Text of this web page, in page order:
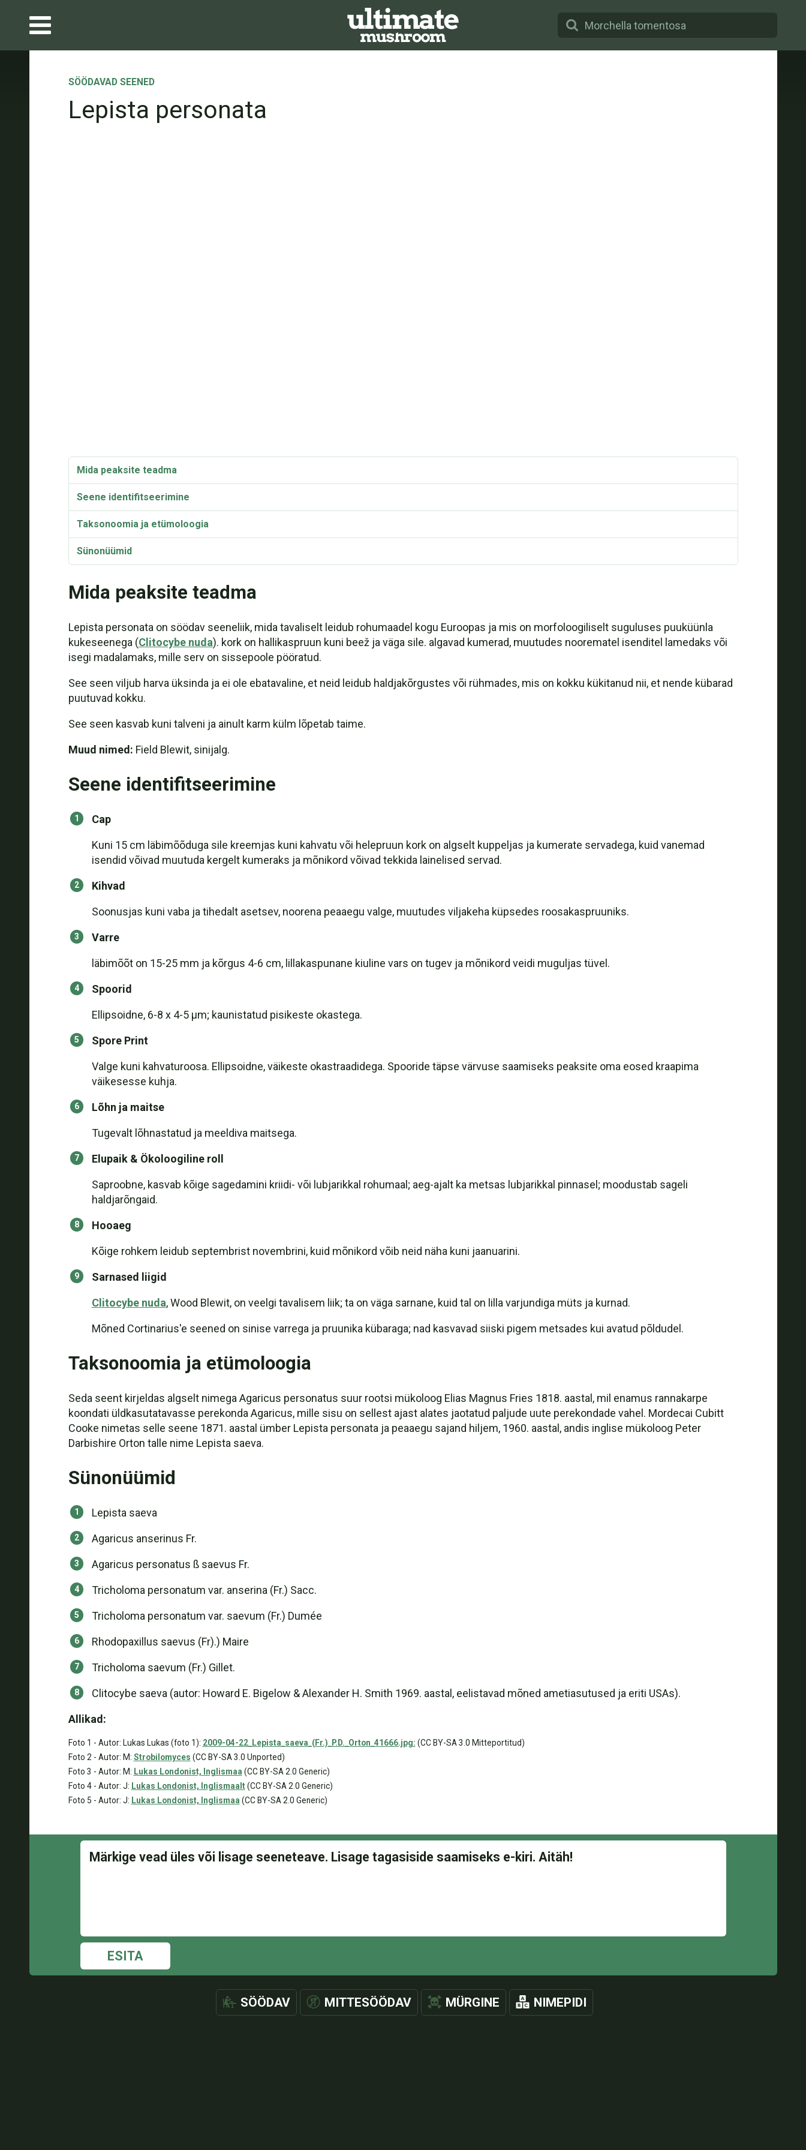
SÖÖDAVAD SEENED
Lepista personata
Mida peaksite teadma
Seene identifitseerimine
Taksonoomia ja etümoloogia
Sünonüümid
Mida peaksite teadma
Lepista personata on söödav seeneliik, mida tavaliselt leidub rohumaadel kogu Euroopas ja mis on morfoloogiliselt suguluses puuküünla
kukeseenega (Clitocybe nuda). kork on hallikaspruun kuni beež ja väga sile. algavad kumerad, muutudes noorematel isenditel lamedaks või
isegi madalamaks, mille serv on sissepoole pööratud.
See seen viljub harva üksinda ja ei ole ebatavaline, et neid leidub haldjakõrgustes või rühmades, mis on kokku kükitanud nii, et nende kübarad
puutuvad kokku.
See seen kasvab kuni talveni ja ainult karm külm lõpetab taime.
Muud nimed: Field Blewit, sinijalg.
Seene identifitseerimine
Cap
Kuni 15 cm läbimõõduga sile kreemjas kuni kahvatu või helepruun kork on algselt kuppeljas ja kumerate servadega, kuid vanemad
isendid võivad muutuda kergelt kumeraks ja mõnikord võivad tekkida lainelised servad.
Kihvad
Soonusjas kuni vaba ja tihedalt asetsev, noorena peaaegu valge, muutudes viljakeha küpsedes roosakaspruuniks.
Varre
läbimõõt on 15-25 mm ja kõrgus 4-6 cm, lillakaspunane kiuline vars on tugev ja mõnikord veidi muguljas tüvel.
Spoorid
Ellipsoidne, 6-8 x 4-5 µm; kaunistatud pisikeste okastega.
Spore Print
Valge kuni kahvaturoosa. Ellipsoidne, väikeste okastraadidega. Spooride täpse värvuse saamiseks peaksite oma eosed kraapima
väikesesse kuhja.
Lõhn ja maitse
Tugevalt lõhnastatud ja meeldiva maitsega.
Elupaik & Ökoloogiline roll
Saproobne, kasvab kõige sagedamini kriidi- või lubjarikkal rohumaal; aeg-ajalt ka metsas lubjarikkal pinnasel; moodustab sageli
haldjarõngaid.
Hooaeg
Kõige rohkem leidub septembrist novembrini, kuid mõnikord võib neid näha kuni jaanuarini.
Sarnased liigid
Clitocybe nuda, Wood Blewit, on veelgi tavalisem liik; ta on väga sarnane, kuid tal on lilla varjundiga müts ja kurnad.
Mõned Cortinarius'e seened on sinise varrega ja pruunika kübaraga; nad kasvavad siiski pigem metsades kui avatud põldudel.
Taksonoomia ja etümoloogia
Seda seent kirjeldas algselt nimega Agaricus personatus suur rootsi mükoloog Elias Magnus Fries 1818. aastal, mil enamus rannakarpe
koondati üldkasutatavasse perekonda Agaricus, mille sisu on sellest ajast alates jaotatud paljude uute perekondade vahel. Mordecai Cubitt
Cooke nimetas selle seene 1871. aastal ümber Lepista personata ja peaaegu sajand hiljem, 1960. aastal, andis inglise mükoloog Peter
Darbishire Orton talle nime Lepista saeva.
Sünonüümid
Lepista saeva
Agaricus anserinus Fr.
Agaricus personatus ß saevus Fr.
Tricholoma personatum var. anserina (Fr.) Sacc.
Tricholoma personatum var. saevum (Fr.) Dumée
Rhodopaxillus saevus (Fr).) Maire
Tricholoma saevum (Fr.) Gillet.
Clitocybe saeva (autor: Howard E. Bigelow & Alexander H. Smith 1969. aastal, eelistavad mõned ametiasutused ja eriti USAs).
Allikad:
Foto 1 - Autor: Lukas Lukas (foto 1): 2009-04-22_Lepista_saeva_(Fr.)_P.D._Orton_41666.jpg: (CC BY-SA 3.0 Mitteportitud)
Foto 2 - Autor: M: Strobilomyces (CC BY-SA 3.0 Unported)
Foto 3 - Autor: M: Lukas Londonist, Inglismaa (CC BY-SA 2.0 Generic)
Foto 4 - Autor: J: Lukas Londonist, Inglismaalt(CC BY-SA 2.0 Generic)
Foto 5 - Autor: J: Lukas Londonist, Inglismaa (CC BY-SA 2.0 Generic)
ESITA
SÖÖDAV MITTESÖÖDAV MÜRGINE NIMEPIDI